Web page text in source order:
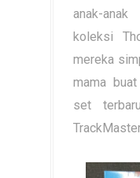
anak-
koleksi
mereka
mama
set